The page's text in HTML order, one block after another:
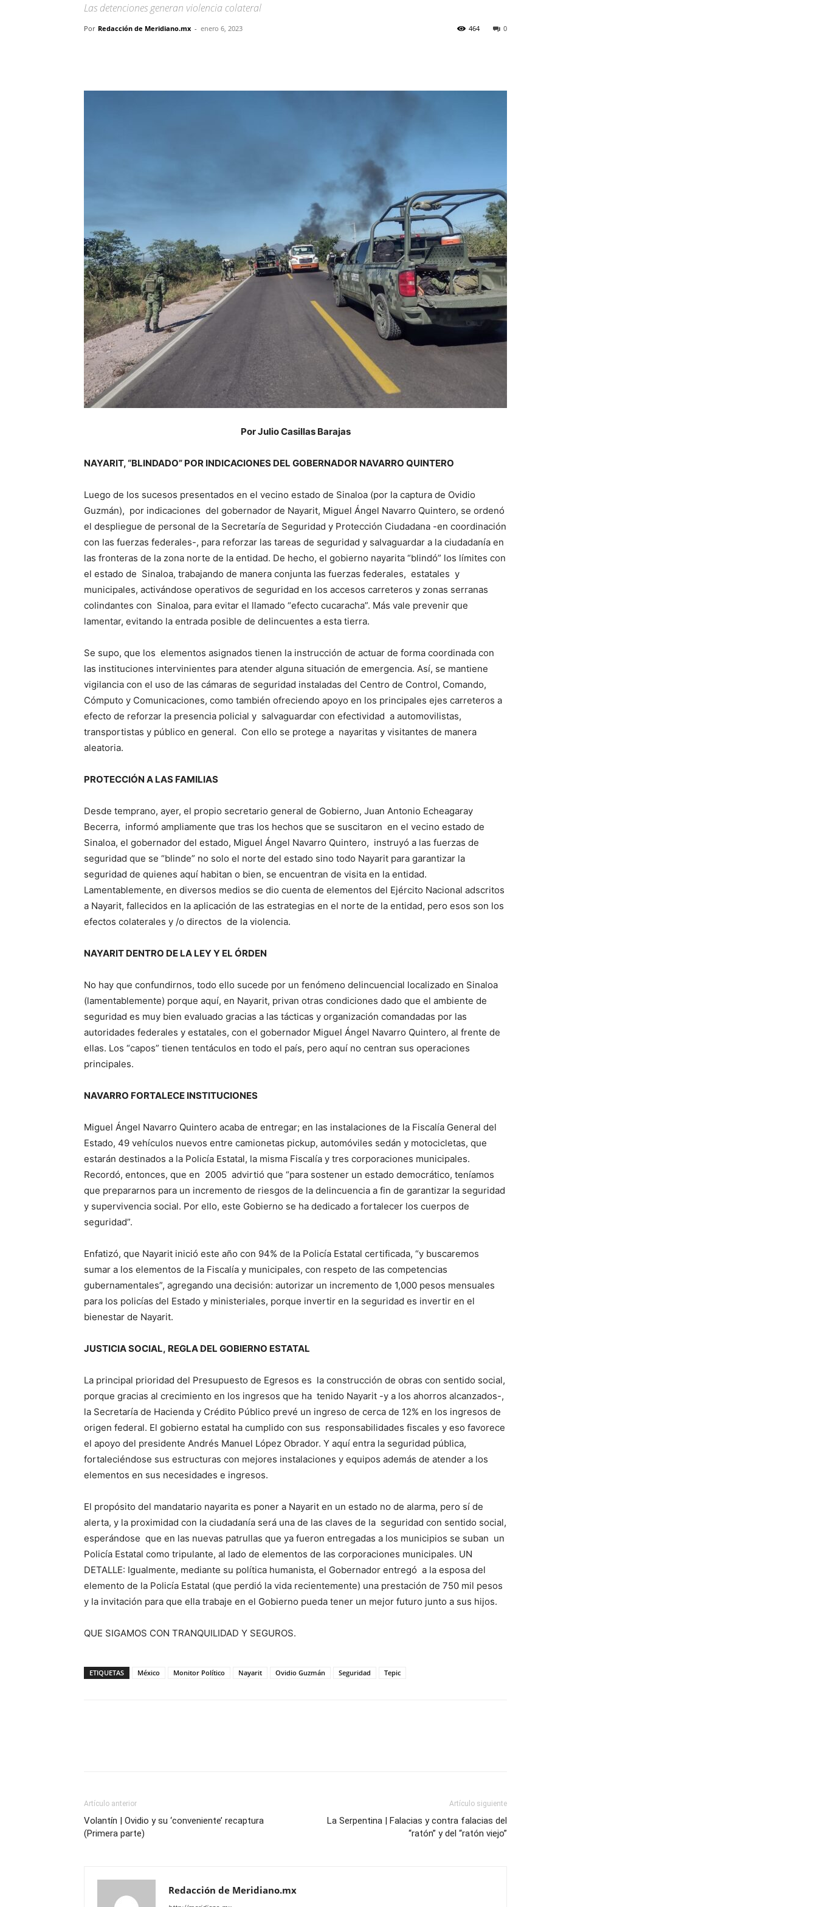
Las detenciones generan violencia colateral
Por Redacción de Meridiano.mx - enero 6, 2023 0
464
Por Julio Casillas Barajas
NAYARIT, “BLINDADO” POR INDICACIONES DEL GOBERNADOR NAVARRO QUINTERO
Luego de los sucesos presentados en el vecino estado de Sinaloa (por la captura de Ovidio
Guzmán), por indicaciones del gobernador de Nayarit, Miguel Ángel Navarro Quintero, se ordenó
el despliegue de personal de la Secretaría de Seguridad y Protección Ciudadana -en coordinación
con las fuerzas federales-, para reforzar las tareas de seguridad y salvaguardar a la ciudadanía en
las fronteras de la zona norte de la entidad. De hecho, el gobierno nayarita “blindó” los límites con
el estado de Sinaloa, trabajando de manera conjunta las fuerzas federales, estatales y
municipales, activándose operativos de seguridad en los accesos carreteros y zonas serranas
colindantes con Sinaloa, para evitar el llamado “efecto cucaracha”. Más vale prevenir que
lamentar, evitando la entrada posible de delincuentes a esta tierra.
Se supo, que los elementos asignados tienen la instrucción de actuar de forma coordinada con
las instituciones intervinientes para atender alguna situación de emergencia. Así, se mantiene
vigilancia con el uso de las cámaras de seguridad instaladas del Centro de Control, Comando,
Cómputo y Comunicaciones, como también ofreciendo apoyo en los principales ejes carreteros a
efecto de reforzar la presencia policial y salvaguardar con efectividad a automovilistas,
transportistas y público en general. Con ello se protege a nayaritas y visitantes de manera
aleatoria.
PROTECCIÓN A LAS FAMILIAS
Desde temprano, ayer, el propio secretario general de Gobierno, Juan Antonio Echeagaray
Becerra, informó ampliamente que tras los hechos que se suscitaron en el vecino estado de
Sinaloa, el gobernador del estado, Miguel Ángel Navarro Quintero, instruyó a las fuerzas de
seguridad que se “blinde” no solo el norte del estado sino todo Nayarit para garantizar la
seguridad de quienes aquí habitan o bien, se encuentran de visita en la entidad.
Lamentablemente, en diversos medios se dio cuenta de elementos del Ejército Nacional adscritos
a Nayarit, fallecidos en la aplicación de las estrategias en el norte de la entidad, pero esos son los
efectos colaterales y /o directos de la violencia.
NAYARIT DENTRO DE LA LEY Y EL ÓRDEN
No hay que confundirnos, todo ello sucede por un fenómeno delincuencial localizado en Sinaloa
(lamentablemente) porque aquí, en Nayarit, privan otras condiciones dado que el ambiente de
seguridad es muy bien evaluado gracias a las tácticas y organización comandadas por las
autoridades federales y estatales, con el gobernador Miguel Ángel Navarro Quintero, al frente de
ellas. Los “capos” tienen tentáculos en todo el país, pero aquí no centran sus operaciones
principales.
NAVARRO FORTALECE INSTITUCIONES
Miguel Ángel Navarro Quintero acaba de entregar; en las instalaciones de la Fiscalía General del
Estado, 49 vehículos nuevos entre camionetas pickup, automóviles sedán y motocicletas, que
estarán destinados a la Policía Estatal, la misma Fiscalía y tres corporaciones municipales.
Recordó, entonces, que en 2005 advirtió que “para sostener un estado democrático, teníamos
que prepararnos para un incremento de riesgos de la delincuencia a fin de garantizar la seguridad
y supervivencia social. Por ello, este Gobierno se ha dedicado a fortalecer los cuerpos de
seguridad”.
Enfatizó, que Nayarit inició este año con 94% de la Policía Estatal certificada, “y buscaremos
sumar a los elementos de la Fiscalía y municipales, con respeto de las competencias
gubernamentales”, agregando una decisión: autorizar un incremento de 1,000 pesos mensuales
para los policías del Estado y ministeriales, porque invertir en la seguridad es invertir en el
bienestar de Nayarit.
JUSTICIA SOCIAL, REGLA DEL GOBIERNO ESTATAL
La principal prioridad del Presupuesto de Egresos es la construcción de obras con sentido social,
porque gracias al crecimiento en los ingresos que ha tenido Nayarit -y a los ahorros alcanzados-,
la Secretaría de Hacienda y Crédito Público prevé un ingreso de cerca de 12% en los ingresos de
origen federal. El gobierno estatal ha cumplido con sus responsabilidades fiscales y eso favorece
el apoyo del presidente Andrés Manuel López Obrador. Y aquí entra la seguridad pública,
fortaleciéndose sus estructuras con mejores instalaciones y equipos además de atender a los
elementos en sus necesidades e ingresos.
El propósito del mandatario nayarita es poner a Nayarit en un estado no de alarma, pero sí de
alerta, y la proximidad con la ciudadanía será una de las claves de la seguridad con sentido social,
esperándose que en las nuevas patrullas que ya fueron entregadas a los municipios se suban un
Policía Estatal como tripulante, al lado de elementos de las corporaciones municipales. UN
DETALLE: Igualmente, mediante su política humanista, el Gobernador entregó a la esposa del
elemento de la Policía Estatal (que perdió la vida recientemente) una prestación de 750 mil pesos
y la invitación para que ella trabaje en el Gobierno pueda tener un mejor futuro junto a sus hijos.
QUE SIGAMOS CON TRANQUILIDAD Y SEGUROS.
ETIQUETAS México Monitor Político Nayarit Ovidio Guzmán Seguridad Tepic
Artículo anterior
Volantín | Ovidio y su ‘conveniente’ recaptura
(Primera parte)
Artículo siguiente
La Serpentina | Falacias y contra falacias del
“ratón” y del “ratón viejo”
Redacción de Meridiano.mx